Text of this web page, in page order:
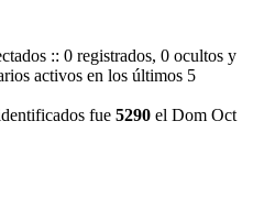
:: 0 registrados, 0 ocultos y
activos en los últimos 5
fue 5290 el Dom Oct